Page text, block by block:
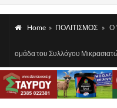
Home » ΠΟΛΙΤΙΣΜΟΣ » Ο
ομάδα του Συλλόγου